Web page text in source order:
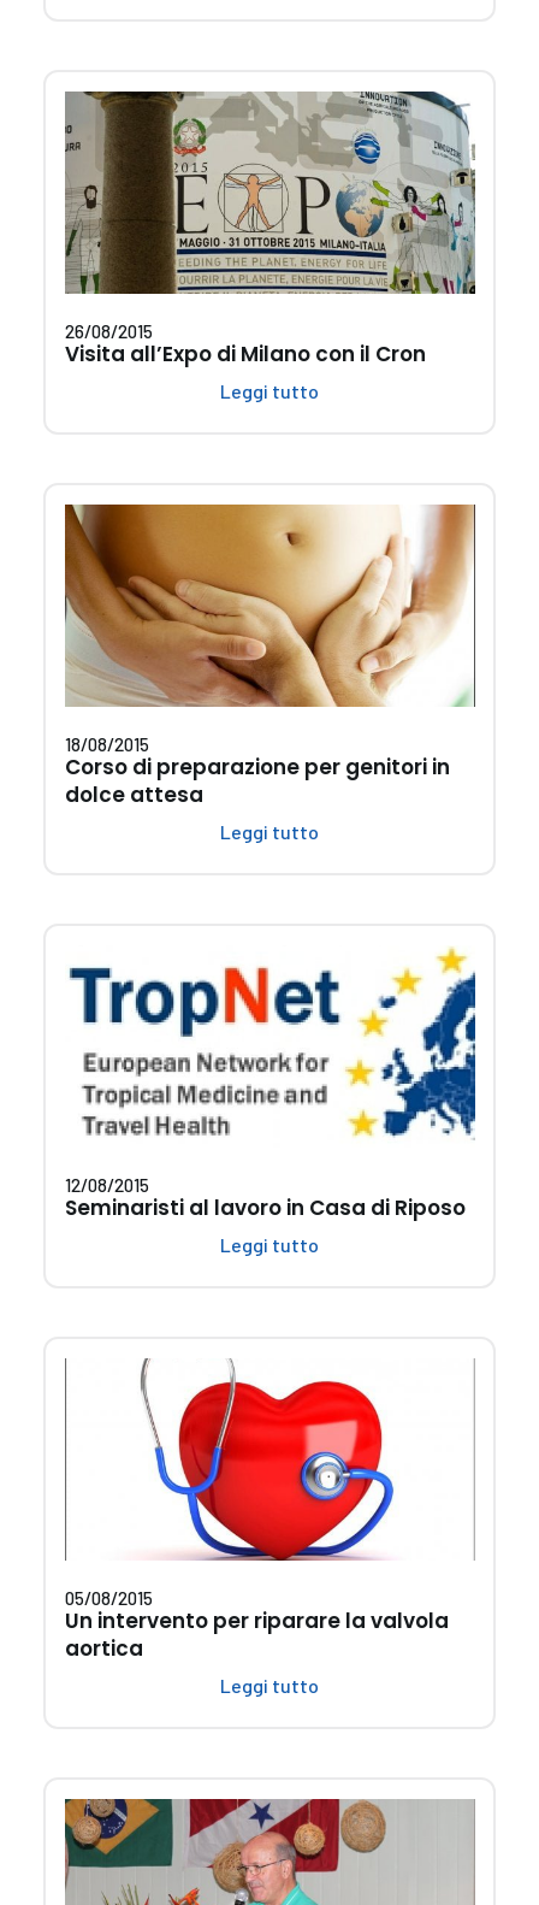
26/08/2015
Visita all’Expo di Milano con il Cron
Leggi tutto
18/08/2015
Corso di preparazione per genitori in
dolce attesa
Leggi tutto
12/08/2015
Seminaristi al lavoro in Casa di Riposo
Leggi tutto
05/08/2015
Un intervento per riparare la valvola
aortica
Leggi tutto